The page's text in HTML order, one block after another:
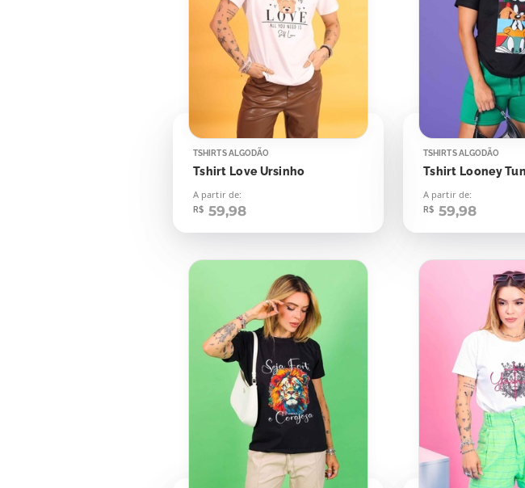
TSHIRTS ALGODÃO
Tshirt Love Ursinho
A partir de:
R$ 59,98
TSHIRTS ALGODÃO
Tshirt Looney
A partir de:
R$ 59,98